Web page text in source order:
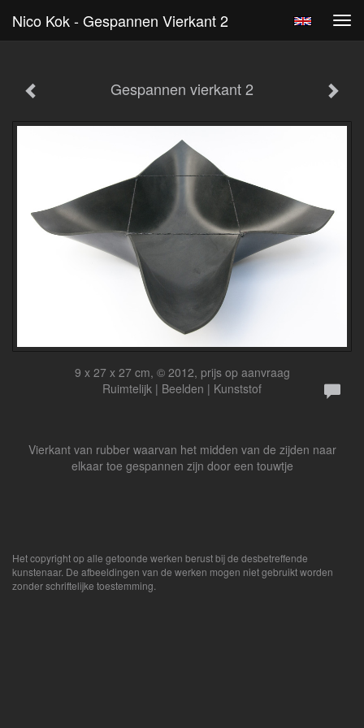
Nico Kok - Gespannen Vierkant 2
Gespannen vierkant 2
9 x 27 x 27 cm, © 2012, prijs op aanvraag
Ruimtelijk | Beelden | Kunststof
Vierkant van rubber waarvan het midden van de zijden naar
elkaar toe gespannen zijn door een touwtje
Het copyright op alle getoonde werken berust bij de desbetreffende
kunstenaar. De afbeeldingen van de werken mogen niet gebruikt worden
zonder schriftelijke toestemming.